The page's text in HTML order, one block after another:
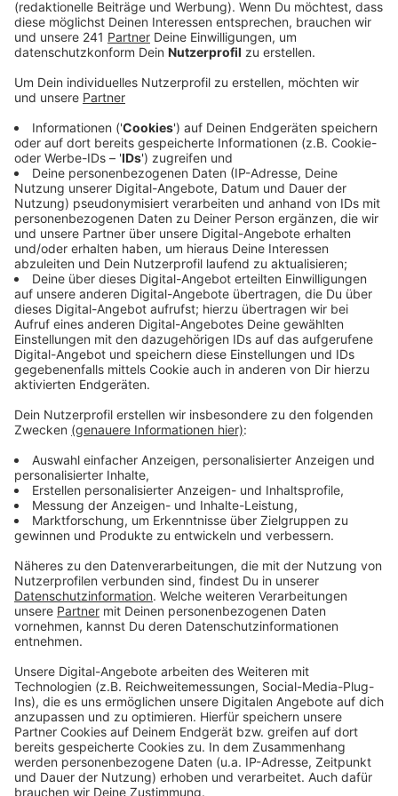
Anzeige
Bayer Leverkusen steht bei der Mission
Titelverteidigung vor einer schweren Aufgabe. Im
Achtelfinale des DFB-Pokals geht es gegen Bayern
München! Das hat die Auslosung gestern Abend
ergeben. Das Spiel findet am 3. oder 4. Dezember in
München statt, der genaue Termin steht noch nicht
fest. Heute geht es für die Leverkusener nach
England, in Liverpool geht es morgen in der Champions
League weiter!
Anzeige
Weitere Meldungen aus Leverkusen
Mehr Ausbildungsstellen in Leverkusen frei
Feuerwehreinsatz am Hitdorfer Yachthafen
Viele Krankschreibungen per Videosprechstunde in
Leverkusen
Anzeige
Anzeige